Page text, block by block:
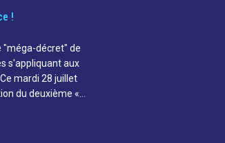
!
"méga-décret" de
s'appliquant aux
mardi 28 juillet
du deuxième «…